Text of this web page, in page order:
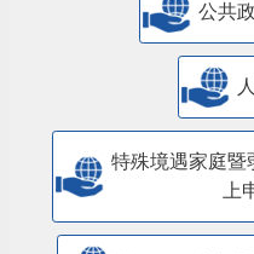
公共
特殊境遇家庭暨
上